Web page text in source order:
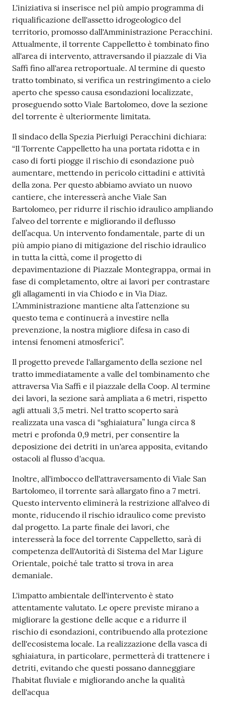
C
e
r
t
i
f
i
c
a
t
A
n
a
g
r
a
f
i
c
i
o
n
l
i
n
e
A
N
P
R
Tutti
gli
argomenti...
su
L'iniziativa si inserisce nel più ampio programma di
riqualificazione dell'assetto idrogeologico del
territorio, promosso dall'Amministrazione Peracchini.
Attualmente, il torrente Cappelletto è tombinato fino
all'area di intervento, attraversando il piazzale di Via
Saffi fino all'area retroportuale. Al termine di questo
tratto tombinato, si verifica un restringimento a cielo
aperto che spesso causa esondazioni localizzate,
proseguendo sotto Viale Bartolomeo, dove la sezione
del torrente è ulteriormente limitata.
Il sindaco della Spezia Pierluigi Peracchini dichiara:
“Il Torrente Cappelletto ha una portata ridotta e in
caso di forti piogge il rischio di esondazione può
aumentare, mettendo in pericolo cittadini e attività
della zona. Per questo abbiamo avviato un nuovo
cantiere, che interesserà anche Viale San
Bartolomeo, per ridurre il rischio idraulico ampliando
l’alveo del torrente e migliorando il deflusso
dell’acqua. Un intervento fondamentale, parte di un
più ampio piano di mitigazione del rischio idraulico
in tutta la città, come il progetto di
depavimentazione di Piazzale Montegrappa, ormai in
fase di completamento, oltre ai lavori per contrastare
gli allagamenti in via Chiodo e in Via Diaz.
L’Amministrazione mantiene alta l’attenzione su
questo tema e continuerà a investire nella
prevenzione, la nostra migliore difesa in caso di
intensi fenomeni atmosferici”.
Il progetto prevede l'allargamento della sezione nel
tratto immediatamente a valle del tombinamento che
attraversa Via Saffi e il piazzale della Coop. Al termine
dei lavori, la sezione sarà ampliata a 6 metri, rispetto
agli attuali 3,5 metri. Nel tratto scoperto sarà
realizzata una vasca di “sghiaiatura” lunga circa 8
metri e profonda 0,9 metri, per consentire la
deposizione dei detriti in un'area apposita, evitando
ostacoli al flusso d'acqua.
Inoltre, all'imbocco dell'attraversamento di Viale San
Bartolomeo, il torrente sarà allargato fino a 7 metri.
Questo intervento eliminerà la restrizione all'alveo di
monte, riducendo il rischio idraulico come previsto
dal progetto. La parte finale dei lavori, che
interesserà la foce del torrente Cappelletto, sarà di
competenza dell'Autorità di Sistema del Mar Ligure
Orientale, poiché tale tratto si trova in area
demaniale.
L'impatto ambientale dell'intervento è stato
attentamente valutato. Le opere previste mirano a
migliorare la gestione delle acque e a ridurre il
rischio di esondazioni, contribuendo alla protezione
dell'ecosistema locale. La realizzazione della vasca di
sghiaiatura, in particolare, permetterà di trattenere i
detriti, evitando che questi possano danneggiare
l'habitat fluviale e migliorando anche la qualità
dell'acqua